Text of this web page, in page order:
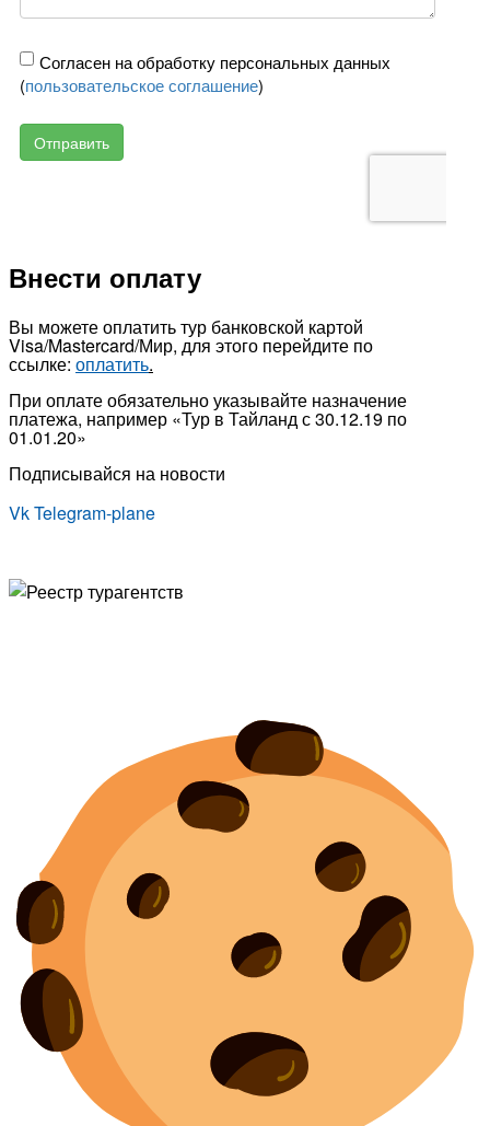
Внести оплату
Вы можете оплатить тур банковской картой
Visa/Mastercard/Мир, для этого перейдите по
ссылке: оплатить.
При оплате обязательно указывайте назначение
платежа, например «Тур в Тайланд с 30.12.19 по
01.01.20»
Подписывайся на новости
VkTelegram-plane